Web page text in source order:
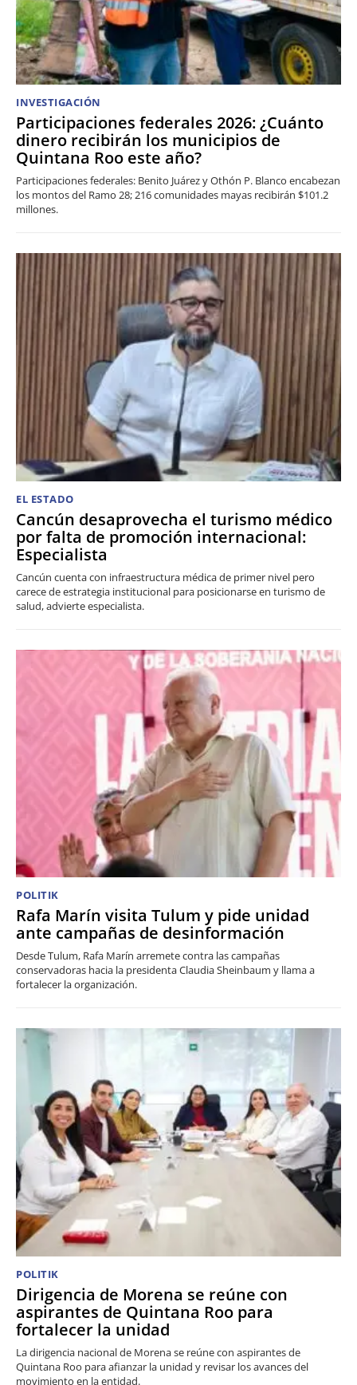
INVESTIGACIÓN
Participaciones federales 2026: ¿Cuánto
dinero recibirán los municipios de
Quintana Roo este año?
Participaciones federales: Benito Juárez y Othón P. Blanco encabezan
los montos del Ramo 28; 216 comunidades mayas recibirán $101.2
millones.
EL ESTADO
Cancún desaprovecha el turismo médico
por falta de promoción internacional:
Especialista
Cancún cuenta con infraestructura médica de primer nivel pero
carece de estrategia institucional para posicionarse en turismo de
salud, advierte especialista.
POLITIK
Rafa Marín visita Tulum y pide unidad
ante campañas de desinformación
Desde Tulum, Rafa Marín arremete contra las campañas
conservadoras hacia la presidenta Claudia Sheinbaum y llama a
fortalecer la organización.
POLITIK
Dirigencia de Morena se reúne con
aspirantes de Quintana Roo para
fortalecer la unidad
La dirigencia nacional de Morena se reúne con aspirantes de
Quintana Roo para afianzar la unidad y revisar los avances del
movimiento en la entidad.